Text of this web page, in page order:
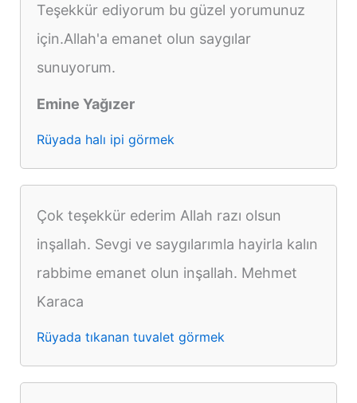
Teşekkür ediyorum bu güzel yorumunuz
için.Allah'a emanet olun saygılar
sunuyorum.
Emine Yağızer
Rüyada halı ipi görmek
Çok teşekkür ederim Allah razı olsun
inşallah. Sevgi ve saygılarımla hayirla kalın
rabbime emanet olun inşallah. Mehmet
Karaca
Rüyada tıkanan tuvalet görmek